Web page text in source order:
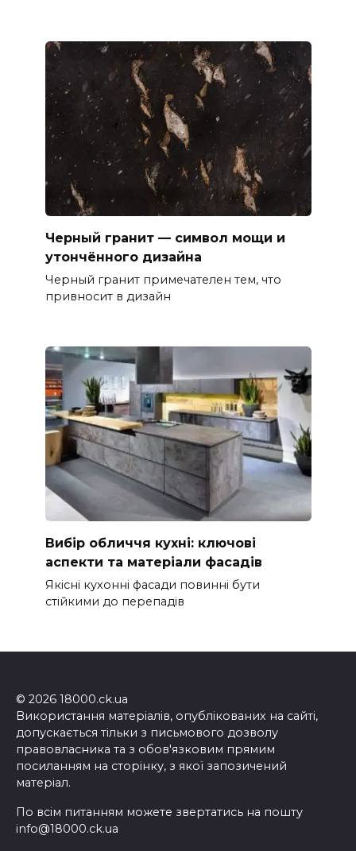
Черный гранит — символ мощи и
утончённого дизайна
Черный гранит примечателен тем, что
привносит в дизайн
Вибір обличчя кухні: ключові
аспекти та матеріали фасадів
Якісні кухонні фасади повинні бути
стійкими до перепадів
© 2026 18000.ck.ua
Використання матеріалів, опублікованих на сайті,
допускається тільки з письмового дозволу
правовласника та з обов'язковим прямим
посиланням на сторінку, з якої запозичений
матеріал.
По всім питанням можете звертатись на пошту
info@18000.ck.ua